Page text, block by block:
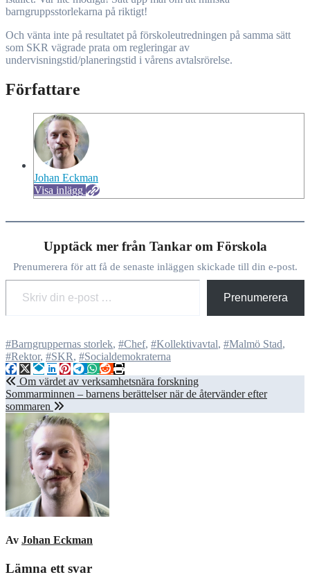
barngruppsstorlekarna på riktigt!
Och vänta inte på resultatet på förskoleutredningen på samma sätt
som SKR vägrade prata om regleringar av
undervisningstid/planeringstid i vårens avtalsrörelse.
Författare
Johan Eckman
Visa inlägg
Upptäck mer från Tankar om Förskola
Prenumerera för att få de senaste inläggen skickade till din e-post.
Skriv din e-post …
Prenumerera
#Barngruppernas storlek, #Chef, #Kollektivavtal, #Malmö Stad,
#Rektor, #SKR, #Socialdemokraterna
Inläggsnavigering
Om värdet av verksamhetsnära forskning
Sommarminnen – barnens berättelser när de återvänder efter
sommaren
Av Johan Eckman
Lämna ett svar